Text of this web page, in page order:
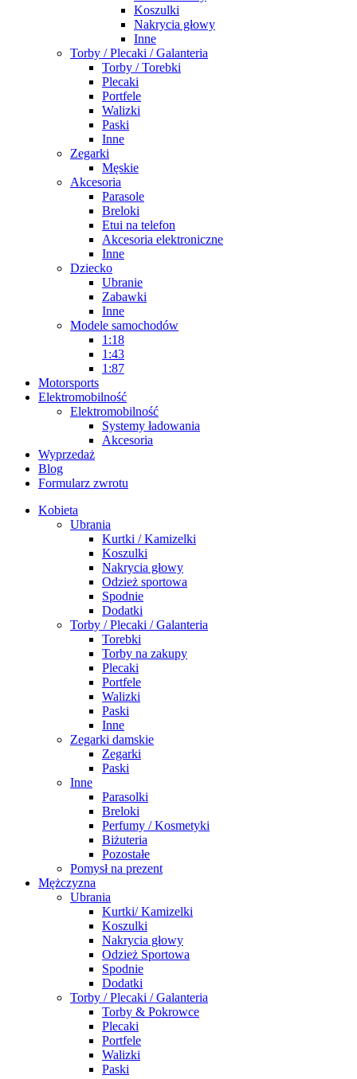
Koszulki
Nakrycia głowy
Inne
Torby / Plecaki / Galanteria
Torby / Torebki
Plecaki
Portfele
Walizki
Paski
Inne
Zegarki
Męskie
Akcesoria
Parasole
Breloki
Etui na telefon
Akcesoria elektroniczne
Inne
Dziecko
Ubranie
Zabawki
Inne
Modele samochodów
1:18
1:43
1:87
Motorsports
Elektromobilność
Elektromobilność
Systemy ładowania
Akcesoria
Wyprzedaż
Blog
Formularz zwrotu
Kobieta
Ubrania
Kurtki / Kamizelki
Koszulki
Nakrycia głowy
Odzież sportowa
Spodnie
Dodatki
Torby / Plecaki / Galanteria
Torebki
Torby na zakupy
Plecaki
Portfele
Walizki
Paski
Inne
Zegarki damskie
Zegarki
Paski
Inne
Parasolki
Breloki
Perfumy / Kosmetyki
Biżuteria
Pozostałe
Pomysł na prezent
Mężczyzna
Ubrania
Kurtki/ Kamizelki
Koszulki
Nakrycia głowy
Odzież Sportowa
Spodnie
Dodatki
Torby / Plecaki / Galanteria
Torby & Pokrowce
Plecaki
Portfele
Walizki
Paski